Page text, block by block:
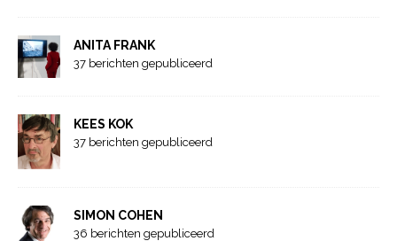
ANITA FRANK
37 berichten gepubliceerd
KEES KOK
37 berichten gepubliceerd
SIMON COHEN
36 berichten gepubliceerd